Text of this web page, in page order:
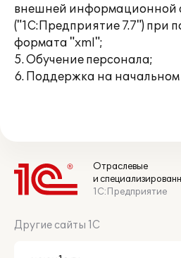
внешней информационной
("1С:Предприятие 7.7") при
формата "xml";
5. Обучение персонала;
6. Поддержка на начальном
Отраслевые
и
1С:Предприятие
Другие сайты 1С